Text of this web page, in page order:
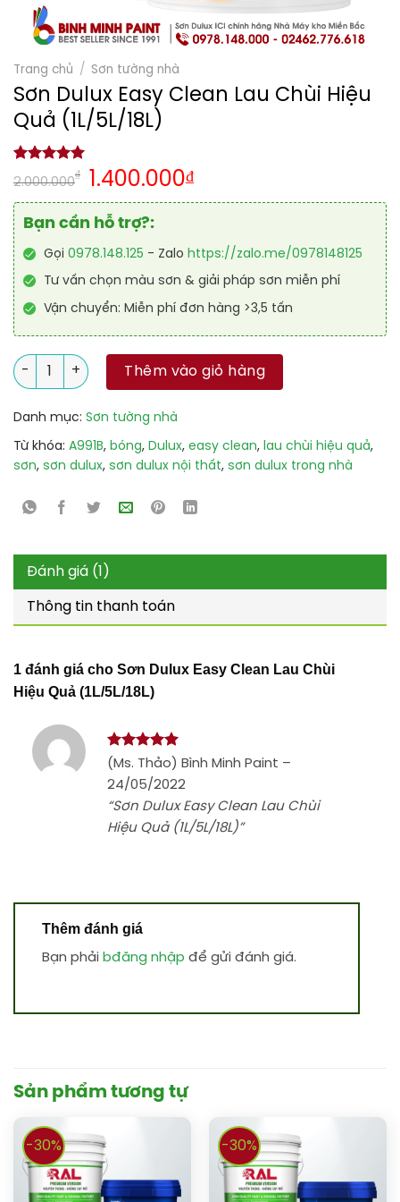
Trang chủ / Sơn tường nhà
Sơn Dulux Easy Clean Lau Chùi Hiệu
Quả (1L/5L/18L)
5.00 trên 5
dựa trên
1
đánh giá
2.000.000
₫ 1.400.000₫
Bạn cần hỗ trợ?:
Gọi 0978.148.125 - Zalo https://zalo.me/0978148125
Tư vấn chọn màu sơn & giải pháp sơn miễn phí
Vận chuyển: Miễn phí đơn hàng >3,5 tấn
Sơn Dulux Easy Clean Lau Chùi Hiệu Quả (1L/5L/18L) số lượng
Thêm vào giỏ hàng
Danh mục: Sơn tường nhà
Từ khóa: A991B, bóng, Dulux, easy clean, lau chùi hiệu quả,
sơn, sơn dulux, sơn dulux nội thất, sơn dulux trong nhà
Đánh giá (1)
Thông tin thanh toán
1 đánh giá cho Sơn Dulux Easy Clean Lau Chùi
Hiệu Quả (1L/5L/18L)
Được xếp
hạng
5
sao
(Ms. Thảo) Bình Minh Paint –
24/05/2022
“Sơn Dulux Easy Clean Lau Chùi
Hiệu Quả (1L/5L/18L)”
Thêm đánh giá
Bạn phải bđăng nhập để gửi đánh giá.
Sản phẩm tương tự
-30% -30%